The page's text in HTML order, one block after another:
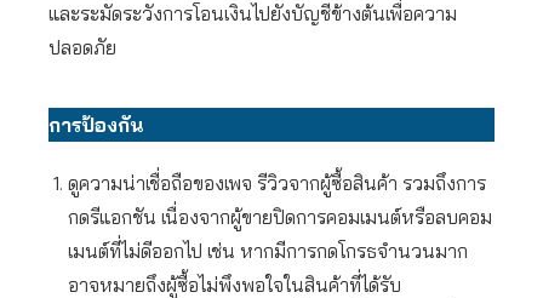
และระมัดระวังการโอนเงินไปยังบัญชีข้างต้นเพื่อความ
ปลอดภัย
การป้องกัน
ดูความน่าเชื่อถือของเพจ รีวิวจากผู้ซื้อสินค้า รวมถึงการ
กดรีแอกชัน เนื่องจากผู้ขายปิดการคอมเมนต์หรือลบคอม
เมนต์ที่ไม่ดีออกไป เช่น หากมีการกดโกรธจำนวนมาก
อาจหมายถึงผู้ซื้อไม่พึงพอใจในสินค้าที่ได้รับ